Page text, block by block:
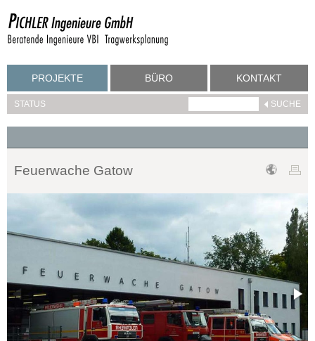
PROJEKTE BÜRO KONTAKT
STATUS
Feuerwache Gatow